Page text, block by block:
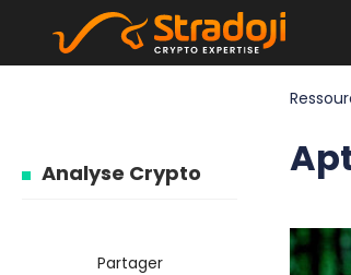
Analyse Crypto
Partager